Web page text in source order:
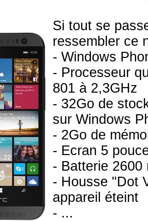
Si tout se
ressembler ce
- Windows
- Processeur
801 à 2,3GHz
- 32Go de
sur Windows
- 2Go de
- Ecran 5
- Batterie 2600
- Housse "Dot
appareil éteint
- ...